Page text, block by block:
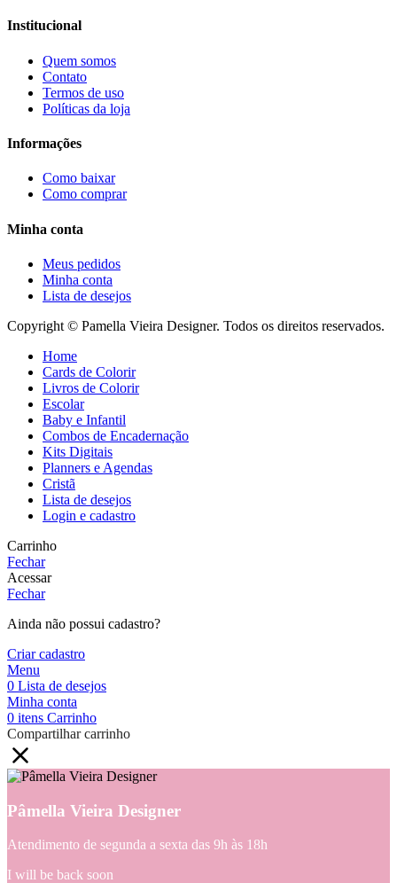
Institucional
Quem somos
Contato
Termos de uso
Políticas da loja
Informações
Como baixar
Como comprar
Minha conta
Meus pedidos
Minha conta
Lista de desejos
Copyright © Pamella Vieira Designer. Todos os direitos reservados.
Home
Cards de Colorir
Livros de Colorir
Escolar
Baby e Infantil
Combos de Encadernação
Kits Digitais
Planners e Agendas
Cristã
Lista de desejos
Login e cadastro
Carrinho
Fechar
Acessar
Fechar
Ainda não possui cadastro?
Criar cadastro
Menu
0 Lista de desejos
Minha conta
0 itens Carrinho
Compartilhar carrinho
Pâmella Vieira Designer
Atendimento de segunda a sexta das 9h às 18h
I will be back soon